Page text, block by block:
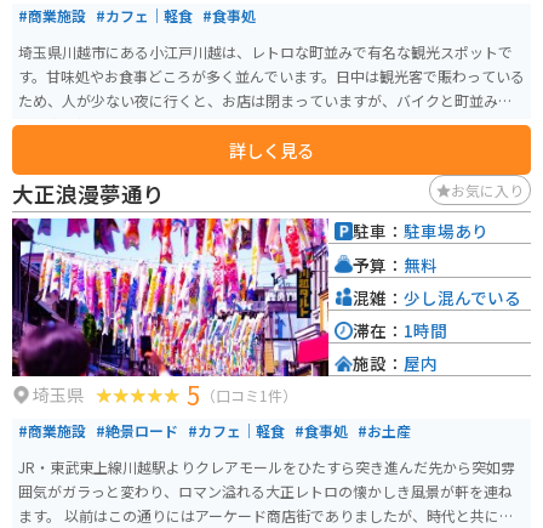
#商業施設 #カフェ｜軽食 #食事処
埼玉県川越市にある小江戸川越は、レトロな町並みで有名な観光スポットで
す。甘味処やお食事どころが多く並んでいます。日中は観光客で賑わっている
ため、人が少ない夜に行くと、お店は閉まっていますが、バイクと町並みと
の写真を撮ることができるので、こちらもオススメです。
詳しく見る
大正浪漫夢通り お気に入り
埼玉県 5 （口コミ1件）
#商業施設 #絶景ロード #カフェ｜軽食 #食事処 #お土産
JR・東武東上線川越駅よりクレアモールをひたすら突き進んだ先から突如雰
囲気がガラっと変わり、ロマン溢れる大正レトロの懐かしき風景が軒を連ね
ます。 以前はこの通りにはアーケード商店街でありましたが、時代と共に
駐車： 駐車場あり
予算： 無料
混雑： 少し混んでいる
滞在： 1時間
施設： 屋内